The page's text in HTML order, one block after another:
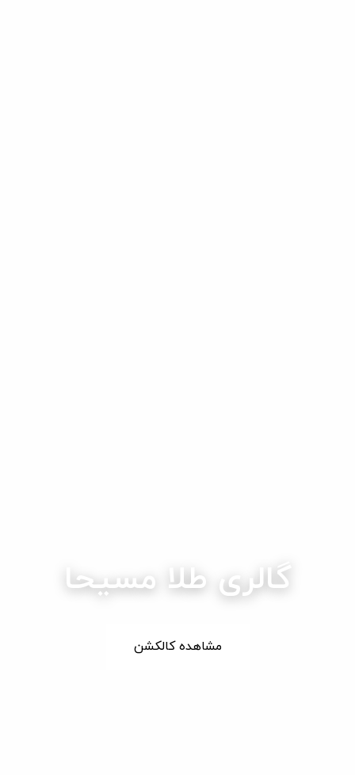
گالری طلا مسیحا
مشاهده کالکشن
کارگاه طلاسازی مسیحا